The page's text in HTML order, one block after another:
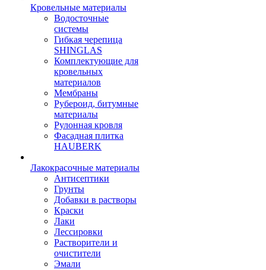
Кровельные материалы
Водосточные
системы
Гибкая черепица
SHINGLAS
Комплектующие для
кровельных
материалов
Мембраны
Рубероид, битумные
материалы
Рулонная кровля
Фасадная плитка
HAUBERK
Лакокрасочные материалы
Антисептики
Грунты
Добавки в растворы
Краски
Лаки
Лессировки
Растворители и
очистители
Эмали